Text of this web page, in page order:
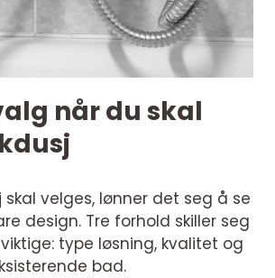
når du skal
skal velges, lønner det seg å se
design. Tre forhold skiller seg
type løsning, kvalitet og
bad.